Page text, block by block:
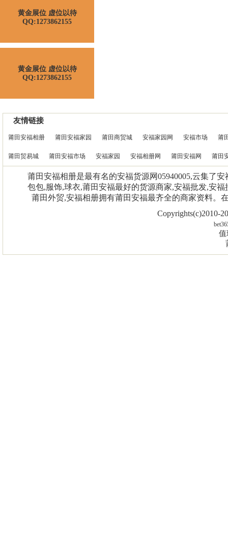
黄金展位 虚位以待
QQ:1273862155
黄金展位 虚位以待
QQ:1273862155
友情链接
莆田安福相册 莆田安福家园 莆田商贸城 安福家园网 安福市场 莆
莆田贸易城 莆田安福市场 安福家园 安福相册网 莆田安福网 莆田
莆田安福相册是最有名的安福货源网05940005,云集了
包包,服饰,球衣,莆田安福最好的货源商家,安福批发,安
莆田外贸,安福相册拥有莆田安福最齐全的商家资料。
Copyrights(c)2010-
值